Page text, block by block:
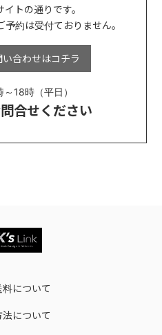
トの通りです。
約は受付ておりません。
い合わせはコチラ
18時（平日）
合せください
について
について